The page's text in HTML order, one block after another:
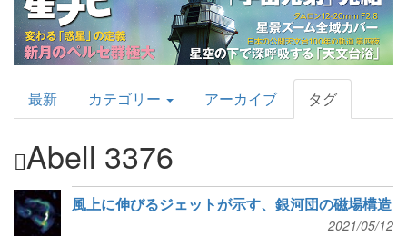
AstroArts
Topics
最新 カテゴリー アーカイブ タグ
Abell 3376
風上に伸びるジェットが示す、銀河団の磁場構造
2021/05/12